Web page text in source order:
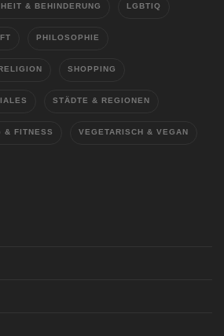
& BEHINDERUNG LGBTIQ
PHILOSOPHIE
SHOPPING
STÄDTE & REGIONEN
& FITNESS VEGETARISCH & VEGAN